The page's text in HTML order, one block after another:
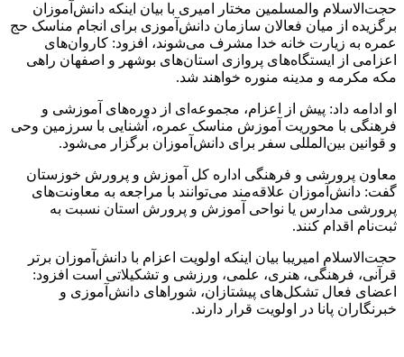
حجت‌الاسلام والمسلمین مختار امیری با بیان اینکه دانش‌آموزان
برگزیده از میان فعالان سازمان دانش‌آموزی برای انجام مناسک حج
عمره به زیارت خانه خدا مشرف می‌شوند، افزود: کاروان‌های
اعزامی از ایستگاه‌های پروازی استان‌های بوشهر و اصفهان راهی
مکه مکرمه و مدینه منوره خواهند شد.
او ادامه داد: پیش از اعزام، مجموعه‌ای از دوره‌های آموزشی و
فرهنگی با محوریت آموزش مناسک عمره، آشنایی با سرزمین وحی
و قوانین بین‌المللی سفر برای دانش‌آموزان برگزار می‌شود.
معاون پرورشی و فرهنگی اداره کل آموزش و پرورش خوزستان
گفت: دانش‌آموزان علاقه‌مند می‌توانند با مراجعه به معاونت‌های
پرورشی مدارس یا نواحی آموزش و پرورش استان نسبت به
ثبت‌نام اقدام کنند.
حجت‌الاسلام امیریبا بیان اینکه اولویت اعزام با دانش‌آموزان برتر
قرآنی، فرهنگی، هنری، علمی، ورزشی و تشکیلاتی است افزود:
اعضای فعال تشکل‌های پیشتازان، شورا‌های دانش‌آموزی و
خبرنگاران پانا در اولویت قرار دارند.